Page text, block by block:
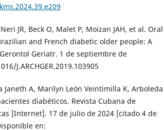
JR, Beck O, Malet P, Moizan JAH, et al. Oral
and French diabetic older people: A
Geriatr. 1 de septiembre de
J.ARCHGER.2019.103905
Janeth A, Marilyn León Veintimilla K, Arboleda
diabéticos. Revista Cubana de
[Internet]. 17 de julio de 2024 [citado 4 de
en: